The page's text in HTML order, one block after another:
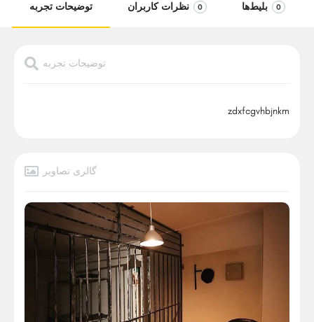
توضیحات تجربه نظرات کاربران 0 بلیط‌ها 0
توضیحات تجربه
zdxfcgvhbjnkm
گالری تصاویر